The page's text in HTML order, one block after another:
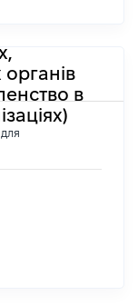
органів
в